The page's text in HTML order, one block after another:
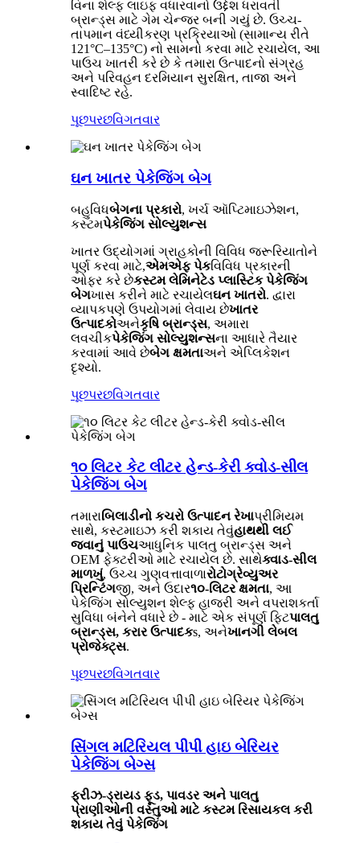
વિના શેલ્ફ લાઇફ વધારવાનો ઉદ્દેશ ધરાવતી
બ્રાન્ડ્સ માટે ગેમ ચેન્જર બની ગયું છે. ઉચ્ચ-
તાપમાન વંધ્યીકરણ પ્રક્રિયાઓ (સામાન્ય રીતે
121°C–135°C) નો સામનો કરવા માટે રચાયેલ, આ
પાઉચ ખાતરી કરે છે કે તમારા ઉત્પાદનો સંગ્રહ
અને પરિવહન દરમિયાન સુરક્ષિત, તાજા અને
સ્વાદિષ્ટ રહે.
પૂછપરછવિગતવાર
ઘન ખાતર પેકેજિંગ બેગ
બહુવિધબેગના પ્રકારો, ખર્ચ ઑપ્ટિમાઇઝેશન,
કસ્ટમપેકેજિંગ સોલ્યુશન્સ
ખાતર ઉદ્યોગમાં ગ્રાહકોની વિવિધ જરૂરિયાતોને
પૂર્ણ કરવા માટે,એમએફ પેકવિવિધ પ્રકારની
ઓફર કરે છેકસ્ટમ લેમિનેટેડ પ્લાસ્ટિક પેકેજિંગ
બેગખાસ કરીને માટે રચાયેલઘન ખાતરો. દ્વારા
વ્યાપકપણે ઉપયોગમાં લેવાય છેખાતર
ઉત્પાદકોઅનેકૃષિ બ્રાન્ડ્સ, અમારા
લવચીકપેકેજિંગ સોલ્યુશન્સના આધારે તૈયાર
કરવામાં આવે છેબેગ ક્ષમતાઅને એપ્લિકેશન
દૃશ્યો.
પૂછપરછવિગતવાર
૧૦ લિટર કેટ લીટર હેન્ડ-કેરી ક્વોડ-સીલ
પેકેજિંગ બેગ
તમારાબિલાડીનો કચરો ઉત્પાદન રેખાપ્રીમિયમ
સાથે, કસ્ટમાઇઝ કરી શકાય તેવુંહાથથી લઈ
જવાનું પાઉચઆધુનિક પાલતુ બ્રાન્ડ્સ અને
OEM ફેક્ટરીઓ માટે રચાયેલ છે. સાથેક્વાડ-સીલ
માળખું, ઉચ્ચ ગુણવત્તાવાળારોટોગ્રેવ્યુઅર
પ્રિન્ટિંગજી, અને ઉદાર૧૦-લિટર ક્ષમતા, આ
પેકેજિંગ સોલ્યુશન શેલ્ફ હાજરી અને વપરાશકર્તા
સુવિધા બંનેને વધારે છે - માટે એક સંપૂર્ણ ફિટપાલતુ
બ્રાન્ડ્સ, કરાર ઉત્પાદકs, અનેખાનગી લેબલ
પ્રોજેક્ટ્સ.
પૂછપરછવિગતવાર
સિંગલ મટિરિયલ પીપી હાઇ બેરિયર
પેકેજિંગ બેગ્સ
ફ્રીઝ-ડ્રાયડ ફૂડ, પાવડર અને પાલતુ
પ્રાણીઓની વસ્તુઓ માટે કસ્ટમ રિસાયકલ કરી
શકાય તેવું પેકેજિંગ